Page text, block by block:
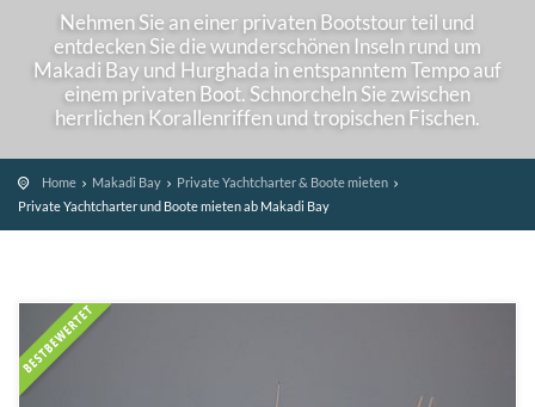
Nehmen Sie an einer privaten Bootstour teil und
entdecken Sie die wunderschönen Inseln rund um
Makadi Bay und Hurghada in entspanntem Tempo auf
einem privaten Boot. Schnorcheln Sie zwischen
herrlichen Korallenriffen und tropischen Fischen.
Home Makadi Bay
Private Yachtcharter & Boote mieten
Private Yachtcharter und Boote mieten ab Makadi Bay